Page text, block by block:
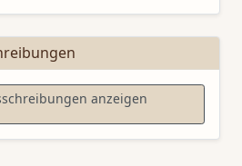
anzeigen